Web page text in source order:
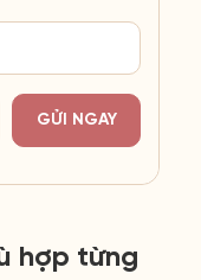
GỬI NGAY
hợp từng